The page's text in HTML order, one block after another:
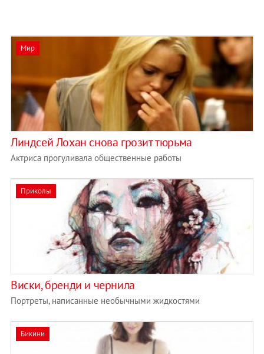
Мир
Линдсей Лохан снова грозит тюрьма
Актриса прогуливала общественные работы
Приколы
Виски, бренди и чернила
Портреты, написанные необычными жидкостями
Бикини